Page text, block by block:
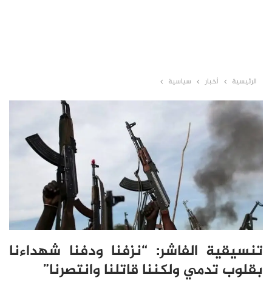
الرئيسية أخبار سياسية
تنسيقية الفاشر: “نزفنا ودفنا شهداءنا
بقلوب تدمي ولكننا قاتلنا وانتصرنا”